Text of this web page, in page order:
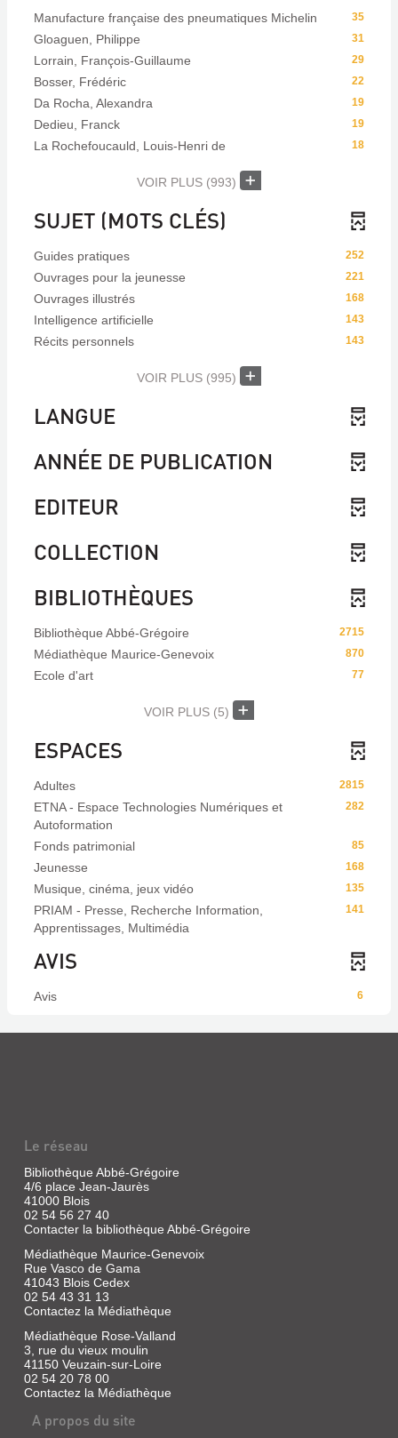
35
Manufacture française des pneumatiques Michelin
31
Gloaguen, Philippe
29
Lorrain, François-Guillaume
22
Bosser, Frédéric
19
Da Rocha, Alexandra
19
Dedieu, Franck
18
La Rochefoucauld, Louis-Henri de
VOIR PLUS (993)
SUJET (MOTS CLÉS)
252
Guides pratiques
221
Ouvrages pour la jeunesse
168
Ouvrages illustrés
143
Intelligence artificielle
143
Récits personnels
VOIR PLUS (995)
LANGUE
ANNÉE DE PUBLICATION
EDITEUR
COLLECTION
BIBLIOTHÈQUES
2715
Bibliothèque Abbé-Grégoire
870
Médiathèque Maurice-Genevoix
77
Ecole d'art
VOIR PLUS (5)
ESPACES
2815
Adultes
282
ETNA - Espace Technologies Numériques et
Autoformation
85
Fonds patrimonial
168
Jeunesse
135
Musique, cinéma, jeux vidéo
141
PRIAM - Presse, Recherche Information,
Apprentissages, Multimédia
AVIS
6
Avis
Le réseau
Bibliothèque Abbé-Grégoire
4/6 place Jean-Jaurès
41000 Blois
02 54 56 27 40
Contacter la bibliothèque Abbé-Grégoire
Médiathèque Maurice-Genevoix
Rue Vasco de Gama
41043 Blois Cedex
02 54 43 31 13
Contactez la Médiathèque
Médiathèque Rose-Valland
3, rue du vieux moulin
41150 Veuzain-sur-Loire
02 54 20 78 00
Contactez la Médiathèque
A propos du site